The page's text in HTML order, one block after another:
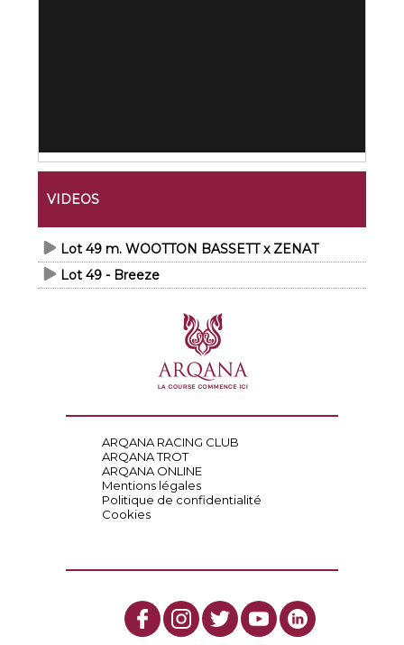
VIDEOS
Lot 49 m. WOOTTON BASSETT x ZENAT
Lot 49 - Breeze
ARQANA RACING CLUB
ARQANA TROT
ARQANA ONLINE
Mentions légales
Politique de confidentialité
Cookies